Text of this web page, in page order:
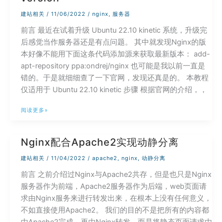
启
建站相关 / 11/06/2022 / nginx, 服务器
前言 最近在试着升级 Ubuntu 22.10 kinetic 系统，升级完
后感觉当作服务器还是有点问题。 其中就发现Nginx的版
本好像不能用下面这条代码添加源来获取最新版本： add-
apt-repository ppa:ondrej/nginx 也可能是我以前一直是
错的。于是就细细查了一下官网，发现还真是的。 本教程
仅适用于 Ubuntu 22.10 kinetic 步骤 根据官网的介绍，，
安
主
线
（最
版
Mainline
阅读更多»
Nginx配合Apache2实现动静分离
建站相关 / 11/04/2022 / apache2 , nginx, 动静分离
前言 之前介绍过Nginx与Apache2共存，但是也只是Nginx
服务器作为前端，Apache2服务器作为后端，web页面请
求由Nginx服务来进行转发出来，在根本上没有任何意义，
不如直接使用Apache2。 我们的目的不是把所有的内容都